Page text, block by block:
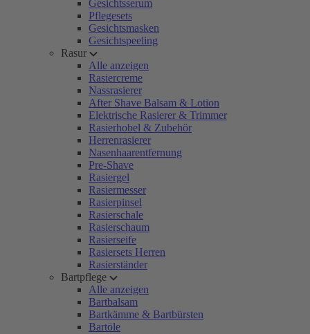
Gesichtsserum
Pflegesets
Gesichtsmasken
Gesichtspeeling
Rasur
Alle anzeigen
Rasiercreme
Nassrasierer
After Shave Balsam & Lotion
Elektrische Rasierer & Trimmer
Rasierhobel & Zubehör
Herrenrasierer
Nasenhaarentfernung
Pre-Shave
Rasiergel
Rasiermesser
Rasierpinsel
Rasierschale
Rasierschaum
Rasierseife
Rasiersets Herren
Rasierständer
Bartpflege
Alle anzeigen
Bartbalsam
Bartkämme & Bartbürsten
Bartöle